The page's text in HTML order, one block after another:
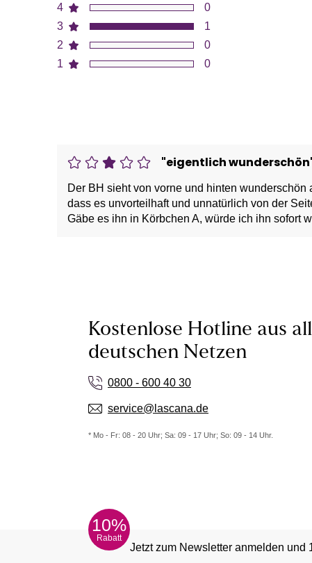
4
3
2
1
0
1
0
0
"eigentlich
Der BH sieht von vorne und hinten
dass es unvorteilhaft und unnatürlich von der
Gäbe es ihn in Körbchen A, würde ich ihn sofort
Kostenlose Hotline aus
deutschen Netzen
0800 - 600 40 30
service@lascana.de
* Mo - Fr: 08 - 20 Uhr; Sa: 09 - 17 Uhr; So: 09 - 14 Uhr.
10%
Rabatt
Jetzt zum Newsletter anmelden und